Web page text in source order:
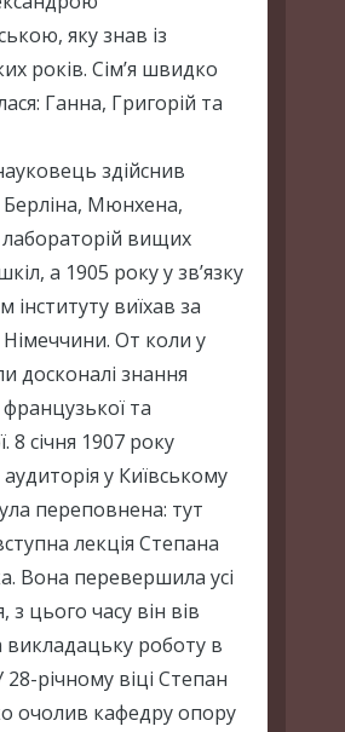
яку знав із
років. Сім’я швидко
Ганна, Григорій та
здійснив
Берліна, Мюнхена,
вищих
а 1905 року у зв’язку
інституту виїхав за
От коли у
досконалі знання
та
8 січня 1907 року
у Київському
переповнена: тут
лекція Степана
Вона перевершила усі
з цього часу він вів
викладацьку роботу в
28-річному віці Степан
очолив кафедру опору